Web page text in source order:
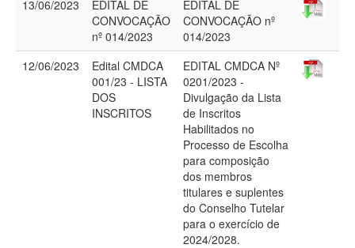
13/06/2023
EDITAL DE
CONVOCAÇÃO
nº 014/2023
EDITAL DE
CONVOCAÇÃO nº
014/2023
12/06/2023
Edital CMDCA
001/23 - LISTA
DOS
INSCRITOS
EDITAL CMDCA Nº
0201/2023 -
Divulgação da Lista
de Inscritos
Habilitados no
Processo de Escolha
para composição
dos membros
titulares e suplentes
do Conselho Tutelar
para o exercício de
2024/2028.